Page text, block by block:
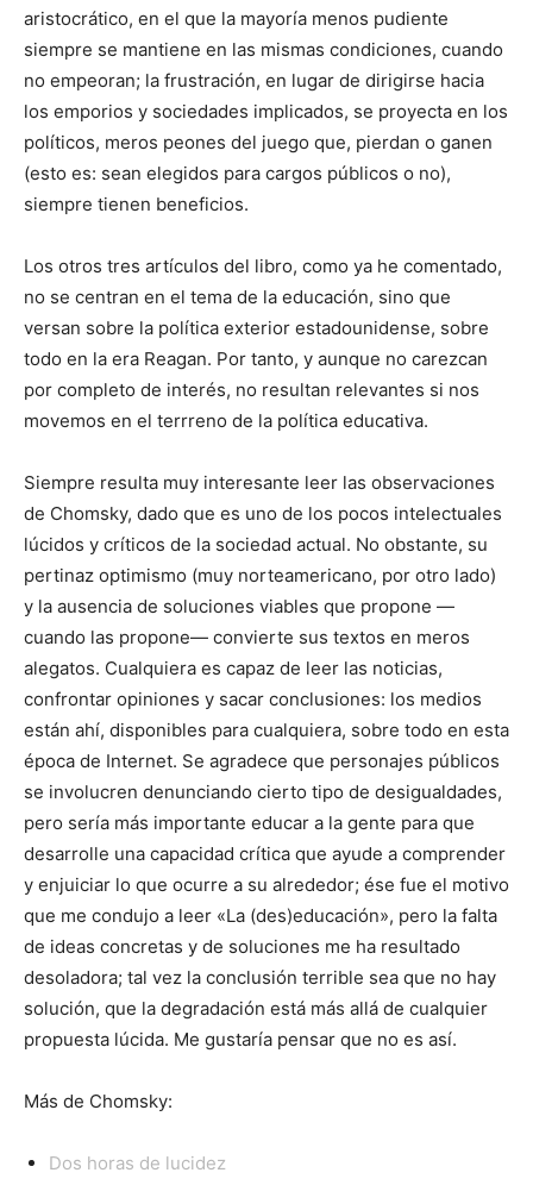
aristocrático, en el que la mayoría menos pudiente
siempre se mantiene en las mismas condiciones, cuando
no empeoran; la frustración, en lugar de dirigirse hacia
los emporios y sociedades implicados, se proyecta en los
políticos, meros peones del juego que, pierdan o ganen
(esto es: sean elegidos para cargos públicos o no),
siempre tienen beneficios.
Los otros tres artículos del libro, como ya he comentado,
no se centran en el tema de la educación, sino que
versan sobre la política exterior estadounidense, sobre
todo en la era Reagan. Por tanto, y aunque no carezcan
por completo de interés, no resultan relevantes si nos
movemos en el terrreno de la política educativa.
Siempre resulta muy interesante leer las observaciones
de Chomsky, dado que es uno de los pocos intelectuales
lúcidos y críticos de la sociedad actual. No obstante, su
pertinaz optimismo (muy norteamericano, por otro lado)
y la ausencia de soluciones viables que propone —
cuando las propone— convierte sus textos en meros
alegatos. Cualquiera es capaz de leer las noticias,
confrontar opiniones y sacar conclusiones: los medios
están ahí, disponibles para cualquiera, sobre todo en esta
época de Internet. Se agradece que personajes públicos
se involucren denunciando cierto tipo de desigualdades,
pero sería más importante educar a la gente para que
desarrolle una capacidad crítica que ayude a comprender
y enjuiciar lo que ocurre a su alrededor; ése fue el motivo
que me condujo a leer «La (des)educación», pero la falta
de ideas concretas y de soluciones me ha resultado
desoladora; tal vez la conclusión terrible sea que no hay
solución, que la degradación está más allá de cualquier
propuesta lúcida. Me gustaría pensar que no es así.
Más de Chomsky:
Dos horas de lucidez